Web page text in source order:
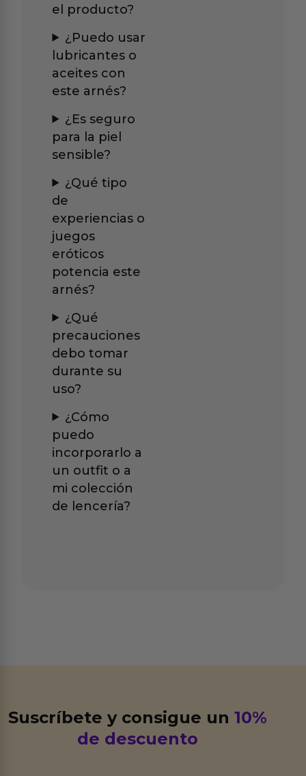
el producto?
¿Puedo usar
lubricantes o
aceites con
este arnés?
¿Es seguro
para la piel
sensible?
¿Qué tipo
de
experiencias o
juegos
eróticos
potencia este
arnés?
¿Qué
precauciones
debo tomar
durante su
uso?
¿Cómo
puedo
incorporarlo a
un outfit o a
mi colección
de lencería?
Suscríbete y consigue un10%
de descuento